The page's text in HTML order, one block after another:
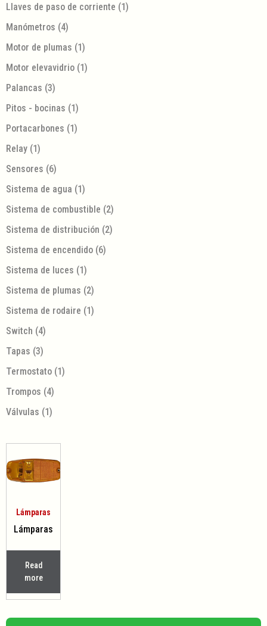
Llaves de paso de corriente (1)
Manómetros (4)
Motor de plumas (1)
Motor elevavidrio (1)
Palancas (3)
Pitos - bocinas (1)
Portacarbones (1)
Relay (1)
Sensores (6)
Sistema de agua (1)
Sistema de combustible (2)
Sistema de distribución (2)
Sistema de encendido (6)
Sistema de luces (1)
Sistema de plumas (2)
Sistema de rodaire (1)
Switch (4)
Tapas (3)
Termostato (1)
Trompos (4)
Válvulas (1)
Lámparas
Lámparas
Read
more